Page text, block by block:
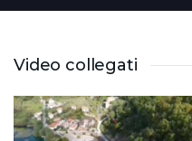
Video collegati